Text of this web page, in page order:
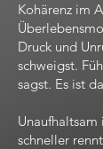
Kohärenz im
Druck und
schweigst.
sagst. Es ist
schneller